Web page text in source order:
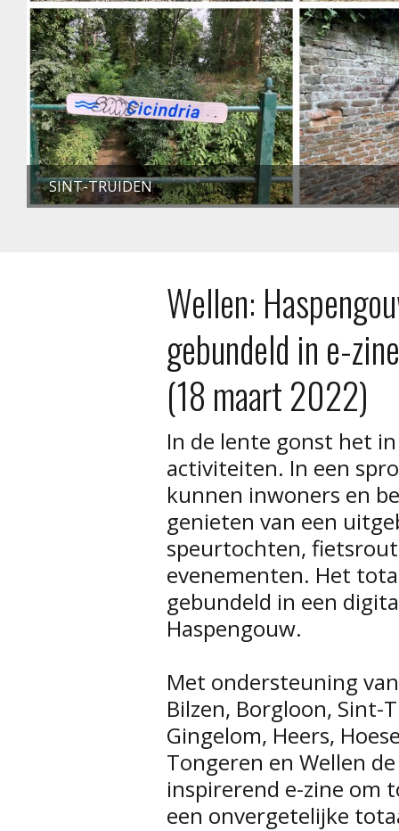
SINT-TRUIDEN
Wellen:
gebundeld in e-
(18 maart 2022)
In de lente gonst het
activiteiten. In een
kunnen inwoners en
genieten van een
speurtochten,
evenementen. Het
gebundeld in een
Haspengouw.
Met ondersteuning
Bilzen, Borgloon, Sint-
Gingelom, Heers,
Tongeren en Wellen
inspirerend e-zine om
een onvergetelijke